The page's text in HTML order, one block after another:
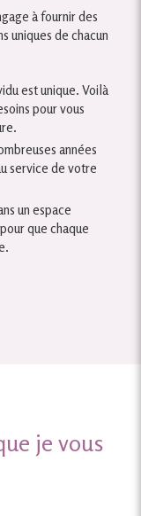
à fournir des
uniques de chacun
est unique. Voilà
pour vous
années
service de votre
un espace
que chaque
je vous